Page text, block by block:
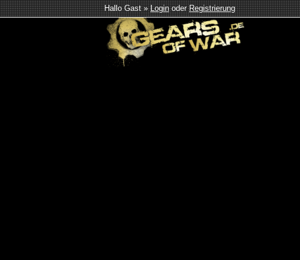
Hallo Gast »LoginoderRegistrierung